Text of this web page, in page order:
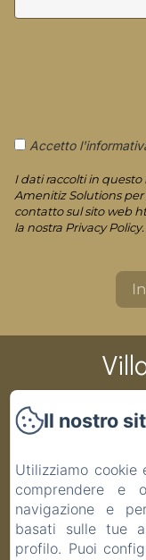
Accetto
I dati raccolti in
Amenitiz Solutions
contatto sul sito web
la nostra Privacy Policy.
CIR 001194-BEB-
Il nostro
Utilizziamo
comprendere e
navigazione e
basati sulle tue
profilo. Puoi